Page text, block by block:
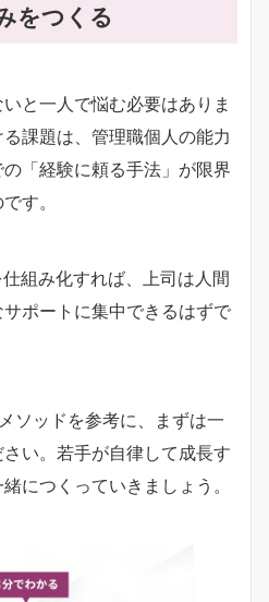
をつくる
と一人で悩む必要はありま
課題は、管理職個人の能力
「経験に頼る手法」が限界
す。
組み化すれば、上司は人間
ポートに集中できるはずで
ソッドを参考に、まずは一
い。若手が自律して成長す
につくっていきましょう。